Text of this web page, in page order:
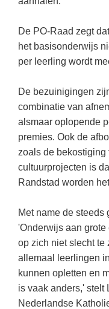
Scheikunde
Sociale
Spaans
Techniek
Topografie
Verkeer
THEMA'S
Budgetteren
De boerderij
Duurzaamheid
Geschiedenis
Media
Nederlands
Rekenen
Sociale
LESMATERIAAL
Beeldende
Geld PO
Geld VO
Geschiedenis
De PO-Raad zegt
het basisonderwijs
per leerling wordt
De bezuinigingen
combinatie van
alsmaar oplopende
premies. Ook de
zoals de
cultuurprojecten is
Randstad worden
Met name de steeds
'Onderwijs aan
op zich niet slecht te
allemaal leerlingen
kunnen opletten en
is vaak anders,' stelt
Nederlandse